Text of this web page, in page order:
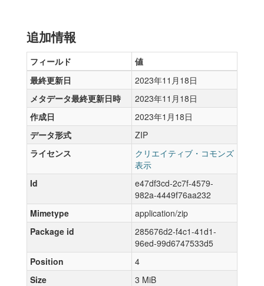
追加情報
フィールド
値
最終更新日
2023年11月18日
メタデータ最終更新日時
2023年11月18日
作成日
2023年1月18日
データ形式
ZIP
ライセンス
クリエイティブ・コモンズ
表示
Id
e47df3cd-2c7f-4579-
982a-4449f76aa232
Mimetype
application/zip
Package id
285676d2-f4c1-41d1-
96ed-99d6747533d5
Position
4
Size
3 MiB